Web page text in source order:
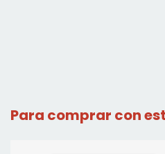
Para comprar con